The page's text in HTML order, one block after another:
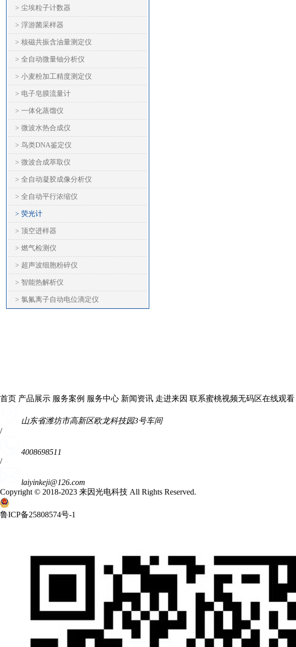
> 尘埃粒子计数器
> 浮游菌采样器
> 核磁共振含油量测定仪
> 全自动微量铀分析仪
> 小麦粉加工精度测定仪
> 电子皂膜流量计
> 一体化蒸馏仪
> 微波水热合成仪
> 鸟类DNA鉴定仪
> 微波合成萃取仪
> 全自动凝胶成像分析仪
> 全自动平行浓缩仪
> 荧光计
> 顶空进样器
> 燃气检测仪
> 超声波细胞粉碎仪
> 智能热解析仪
> 氯氟离子自动电位滴定仪
首页 产品展示 服务案例 服务中心 新闻资讯 走进来因 联系蜜桃视频无码区在线观看
山东省潍坊市高新区欧龙科技园3号车间
/
4008698511
/
laiyinkeji@126.com
Copyright © 2018-2023 来因光电科技 All Rights Reserved.
鲁ICP备25808574号-1